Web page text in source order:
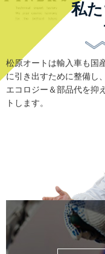
私
松原オートは輸入車も国
に引き出すために整備し、
エコロジー＆部品代を抑
トします。